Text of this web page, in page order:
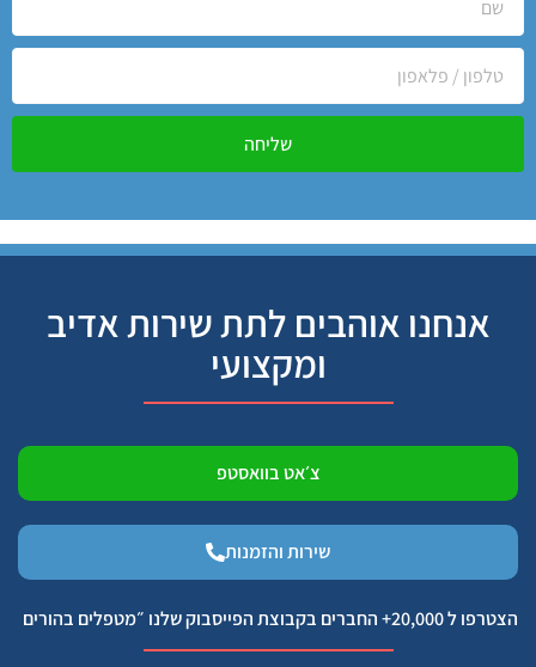
שליחה
אנחנו אוהבים לתת שירות אדיב
ומקצועי
צ׳אט בוואסטפ
שירות והזמנות
הצטרפו ל 20,000+ החברים בקבוצת הפייסבוק שלנו ״מטפלים בהורים